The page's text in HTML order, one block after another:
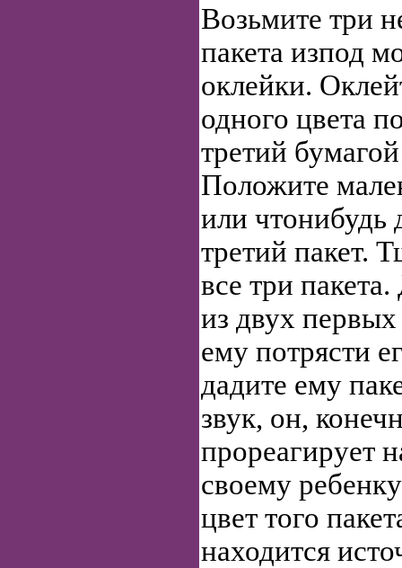
Возьмите три
пакета изпод
оклейки.
одного цвета
третий
Положите
или чтонибудь
третий пакет.
все три
из двух
ему потрясти
дадите ему
звук, он,
прореагирует
своему
цвет того
находится